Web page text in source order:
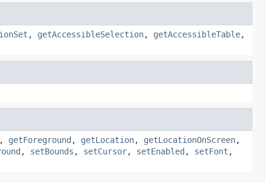
, getAccessibleSelection, getAccessibleTable,
, getForeground , getLocation, getLocationOnScreen,
, setBounds , setCursor, setEnabled , setFont ,